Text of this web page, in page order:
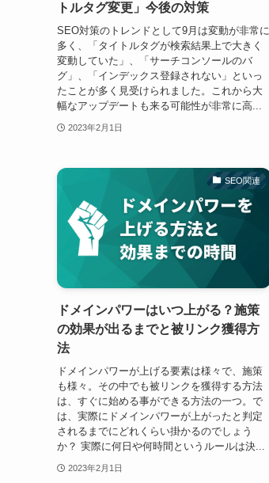
トルタグ変更」今後の対策
SEO対策のトレンドとして9月は変動が非常に
多く、「タイトルタグが検索結果上で大きく
変動していた」、「サーチコンソールのバ
グ」、「インデックス登録されない」といっ
たことが多く見受けられました。これから大
幅なアップデートも来る可能性が非常に高...
2023年2月1日
SEO関連
ドメインパワーはいつ上がる？施策
の効果が出るまでと被リンク獲得方
法
ドメインパワーが上げる要素は様々で、施策
も様々。その中でも被リンクを獲得する方法
は、すぐに始める事ができる方法の一つ。で
は、実際にドメインパワーが上がったと判定
されるまでにどれくらい掛かるのでしょう
か？ 実際に何日や何時間というルールは決...
2023年2月1日